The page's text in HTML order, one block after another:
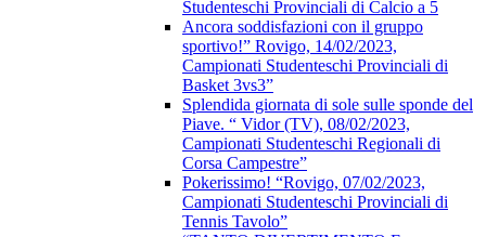
Studenteschi Provinciali di Calcio a 5
Ancora soddisfazioni con il gruppo
sportivo!” Rovigo, 14/02/2023,
Campionati Studenteschi Provinciali di
Basket 3vs3”
Splendida giornata di sole sulle sponde del
Piave. “ Vidor (TV), 08/02/2023,
Campionati Studenteschi Regionali di
Corsa Campestre”
Pokerissimo! “Rovigo, 07/02/2023,
Campionati Studenteschi Provinciali di
Tennis Tavolo”